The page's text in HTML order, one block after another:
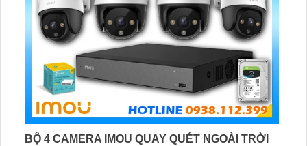
BỘ 4 CAMERA IMOU QUAY QUÉT NGOÀI TRỜI